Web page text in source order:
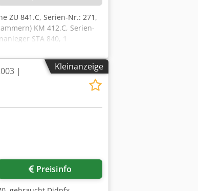
ZU 841.C, Serien-Nr.: 271,
KM 412.C, Serien-
STA 840, 1
VB 120, 1 Palettierer PL
1
Leistung: 16 kW, 1
Adressierunterbau für
Kleinanzeige
|
Preisinfo